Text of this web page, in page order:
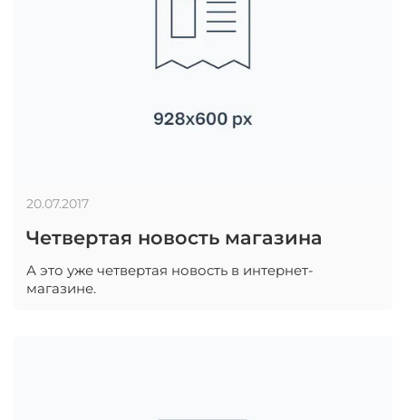
Четвертая новость магазина
А это уже четвертая новость в интернет-
магазине.
20.07.2017